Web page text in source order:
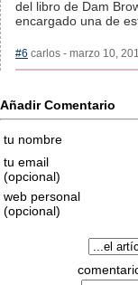
del libro de Dam
encargado una de
#6 carlos - marzo 10,
Añadir Comentario
tu nombre
tu email
(opcional)
web personal
(opcional)